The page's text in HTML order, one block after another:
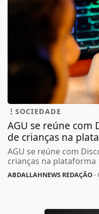
SOCIEDADE
AGU se reúne com
de crianças na
AGU se reúne com
crianças na plataforma
ABDALLAHNEWS REDAÇÃO-